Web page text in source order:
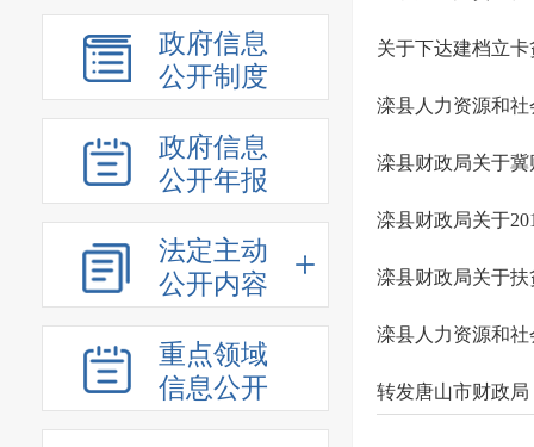
政府信息
公开制度
政府信息
公开年报
法定主动
公开内容
重点领域
信息公开
关于下达建档立
滦县人力资源和
滦县财政局关于冀
滦县财政局关于
滦县财政局关于
滦县人力资源和
转发唐山市财政